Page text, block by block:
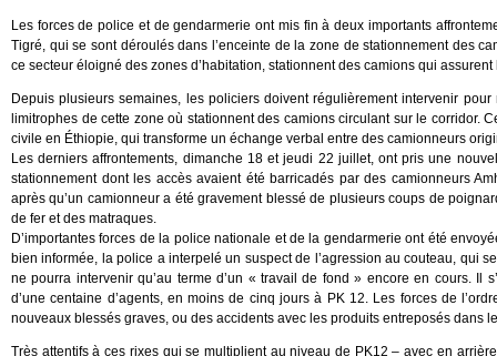
Les forces de police et de gendarmerie ont mis fin à deux importants
Tigré, qui se sont déroulés dans l’enceinte de la zone de stationnement des
ce secteur éloigné des zones d’habitation, stationnent des camions qui assurent
Depuis plusieurs semaines, les policiers doivent régulièrement intervenir
limitrophes de cette zone où stationnent des camions circulant sur le corridor.
civile en Éthiopie, qui transforme un échange verbal entre des camionneurs
Les derniers affrontements, dimanche 18 et jeudi 22 juillet, ont pris une
stationnement dont les accès avaient été barricadés par des camionneurs
après qu’un camionneur a été gravement blessé de plusieurs coups de
de fer et des matraques.
D’importantes forces de la police nationale et de la gendarmerie ont été
bien informée, la police a interpelé un suspect de l’agression au couteau, qui
ne pourra intervenir qu’au terme d’un « travail de fond » encore en cours. Il
d’une centaine d’agents, en moins de cinq jours à PK 12. Les forces de
nouveaux blessés graves, ou des accidents avec les produits entreposés dans
Très attentifs à ces rixes qui se multiplient au niveau de PK12 – avec en